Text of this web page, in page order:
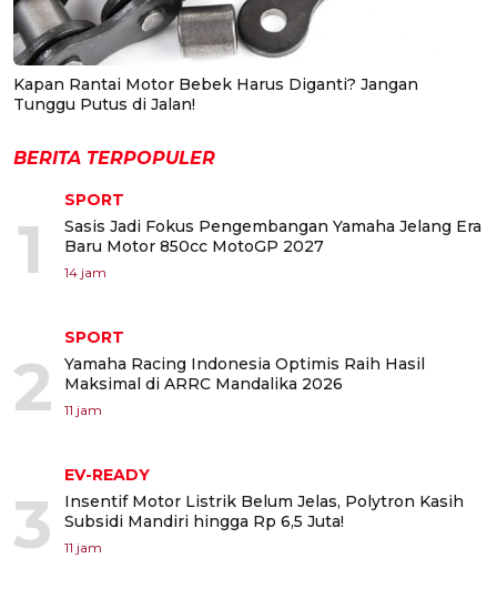
Kapan Rantai Motor Bebek Harus Diganti? Jangan
Tunggu Putus di Jalan!
BERITA TERPOPULER
1
SPORT
Sasis Jadi Fokus Pengembangan Yamaha Jelang Era
Baru Motor 850cc MotoGP 2027
14 jam
2
SPORT
Yamaha Racing Indonesia Optimis Raih Hasil
Maksimal di ARRC Mandalika 2026
11 jam
3
EV-READY
Insentif Motor Listrik Belum Jelas, Polytron Kasih
Subsidi Mandiri hingga Rp 6,5 Juta!
11 jam